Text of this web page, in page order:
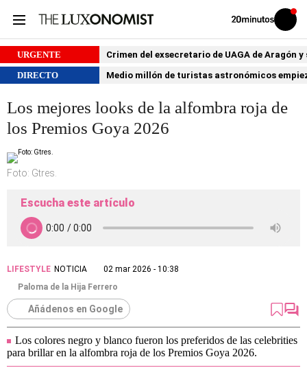
Volver
Iniciar
sesión
URGENTE
Crimen del exsecretario de UAGA de Aragón
DIRECTO
Medio millón de turistas astronómicos
Los mejores looks de la alfombra roja de
los Premios Goya 2026
Foto: Gtres.
Escucha este artículo
LIFESTYLE NOTICIA
02 mar 2026 - 10:38
Paloma de la Hija Ferrero
Añádenos en Google
Los colores negro y blanco fueron los preferidos de las celebrities
para brillar en la alfombra roja de los Premios Goya 2026.